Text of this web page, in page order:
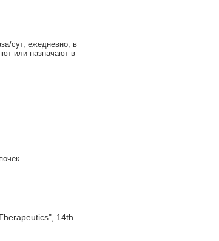
сут, ежедневно, в
или назначают в
14th